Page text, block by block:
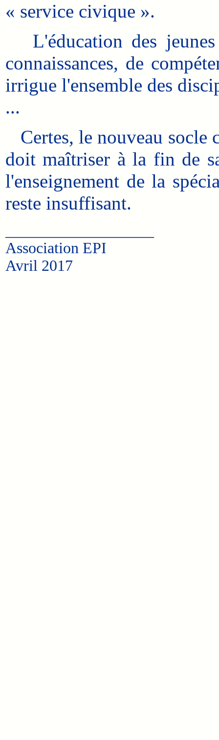
« service civique ».
L'éducation des
connaissances, de
irrigue l'ensemble des
...
Certes, le nouveau socle
doit maîtriser à la fin de
l'enseignement de la
reste insuffisant.
Association EPI
Avril 2017